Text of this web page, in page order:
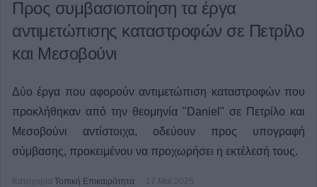
Προς συμβασιοποίηση τα έργα
αντιμετώπισης καταστροφών σε Πετρίλο
και Μεσοβούνι
Δύο έργα που αφορούν αντιμετώπιση καταστροφών που
προκλήθηκαν από την θεομηνία "Daniel" σε Πετρίλο και
Μεσοβούνι αντίστοιχα, οδεύουν προς υπογραφή
σύμβασης, προκειμένου να προχωρήσει η εκτέλεσή τους.
Κατηγορία Τοπική Επικαιρότητα 17 Μαϊ 2025